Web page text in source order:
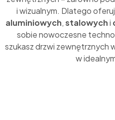
i wizualnym. Dlatego
aluminiowych,stalowychi
sobie nowoczesne
szukasz drzwi zewnętrznych
w